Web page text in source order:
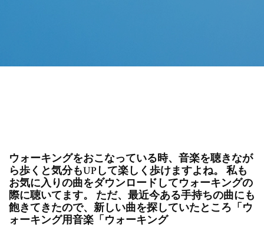
ウォーキングをおこなっている時、音楽を聴きなが
ら歩くと気分もUPして楽しく歩けますよね。 私も
お気に入りの曲をダウンロードしてウォーキングの
際に聴いてます。 ただ、最近今ある手持ちの曲にも
飽きてきたので、新しい曲を探していたところ「ウ
ォーキング用音楽「ウォーキング